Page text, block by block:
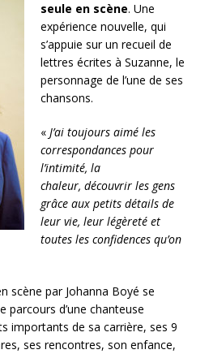
seule en scène. Une
expérience nouvelle, qui
s’appuie sur un recueil de
lettres écrites à Suzanne, le
personnage de l’une de ses
chansons.
« J’ai toujours aimé les
correspondances pour
l’intimité, la
chaleur, découvrir les gens
grâce aux petits détails de
leur vie, leur légèreté et
toutes les confidences qu’on
scène par Johanna Boyé se
parcours d’une chanteuse
importants de sa carrière, ses 9
ses rencontres, son enfance,